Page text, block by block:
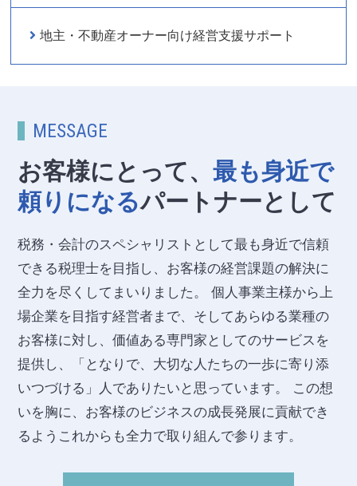
地主・不動産オーナー向け経営支援サポート
MESSAGE
お客様にとって、最も身近で
頼りになるパートナーとして
税務・会計のスペシャリストとして最も身近で信頼
できる税理士を目指し、お客様の経営課題の解決に
全力を尽くしてまいりました。 個人事業主様から上
場企業を目指す経営者まで、そしてあらゆる業種の
お客様に対し、価値ある専門家としてのサービスを
提供し、「となりで、大切な人たちの一歩に寄り添
いつづける」人でありたいと思っています。 この想
いを胸に、お客様のビジネスの成長発展に貢献でき
るようこれからも全力で取り組んで参ります。